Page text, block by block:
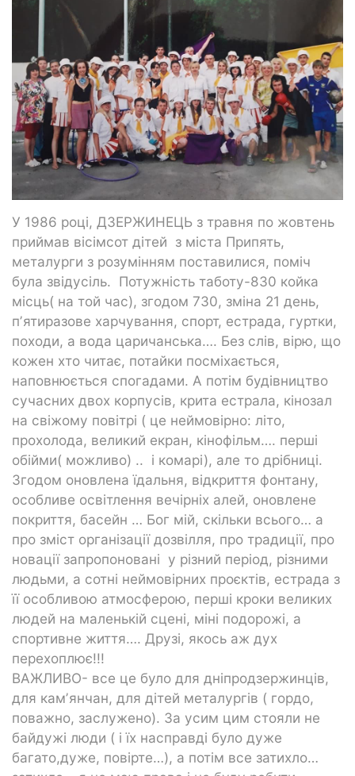
У 1986 році, ДЗЕРЖИНЕЦЬ з травня по жовтень
приймав вісімсот дітей з міста Припять,
металурги з розумінням поставилися, поміч
була звідусіль. Потужність таботу-830 койка
місць( на той час), згодом 730, зміна 21 день,
пʼятиразове харчування, спорт, естрада, гуртки,
походи, а вода царичанська…. Без слів, вірю, що
кожен хто читає, потайки посміхається,
наповнюється спогадами. А потім будівництво
сучасних двох корпусів, крита естрала, кінозал
на свіжому повітрі ( це неймовірно: літо,
прохолода, великий екран, кінофільм…. перші
обійми( можливо) .. і комарі), але то дрібниці.
Згодом оновлена їдальня, відкриття фонтану,
особливе освітлення вечірніх алей, оновлене
покриття, басейн … Бог мій, скільки всього… а
про зміст організації дозвілля, про традиції, про
новації запропоновані у різний період, різними
людьми, а сотні неймовірних проєктів, естрада з
її особливою атмосферою, перші кроки великих
людей на маленькій сцені, міні подорожі, а
спортивне життя…. Друзі, якось аж дух
перехоплює!!!
ВАЖЛИВО- все це було для дніпродзержинців,
для камʼянчан, для дітей металургів ( гордо,
поважно, заслужено). За усим цим стояли не
байдужі люди ( і їх насправді було дуже
багато,дуже, повірте…), а потім все затихло…